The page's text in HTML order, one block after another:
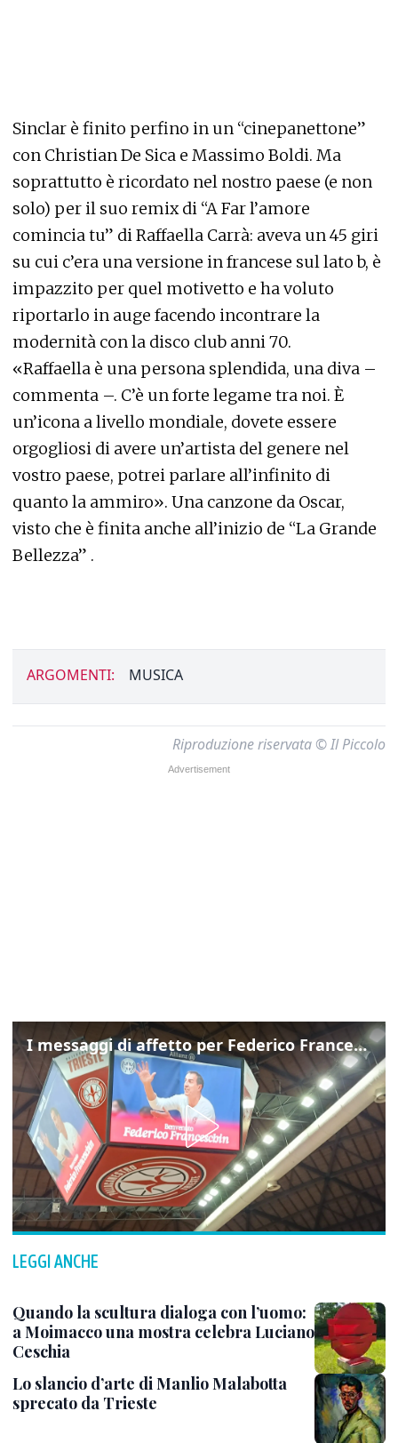
Sinclar è finito perfino in un “cinepanettone”
con Christian De Sica e Massimo Boldi. Ma
soprattutto è ricordato nel nostro paese (e non
solo) per il suo remix di “A Far l’amore
comincia tu” di Raffaella Carrà: aveva un 45 giri
su cui c’era una versione in francese sul lato b, è
impazzito per quel motivetto e ha voluto
riportarlo in auge facendo incontrare la
modernità con la disco club anni 70.
«Raffaella è una persona splendida, una diva –
commenta –. C’è un forte legame tra noi. È
un’icona a livello mondiale, dovete essere
orgogliosi di avere un’artista del genere nel
vostro paese, potrei parlare all’infinito di
quanto la ammiro». Una canzone da Oscar,
visto che è finita anche all’inizio de “La Grande
Bellezza” .
ARGOMENTI: MUSICA
Riproduzione riservata © Il Piccolo
I messaggi di affetto per Federico Franceschin: così il mondo del basket gli è stato accanto fino all’ultimo
LEGGI ANCHE
Quando la scultura dialoga con l’uomo:
a Moimacco una mostra celebra Luciano
Ceschia
Lo slancio d’arte di Manlio Malabotta
sprecato da Trieste